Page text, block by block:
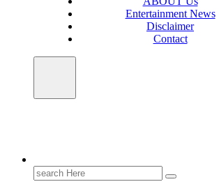
Entertainment News
Disclaimer
Contact
Search
for: